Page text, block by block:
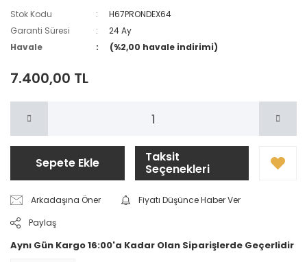
Stok Kodu
H67PRONDEX64
Garanti Süresi
24 Ay
Havale
(%2,00 havale indirimi)
7.400,00 TL
Sepete Ekle Taksit
Seçenekleri
Arkadaşına Öner
Fiyatı Düşünce Haber Ver
Paylaş
Aynı Gün Kargo 16:00'a Kadar Olan Siparişlerde Geçerlidir